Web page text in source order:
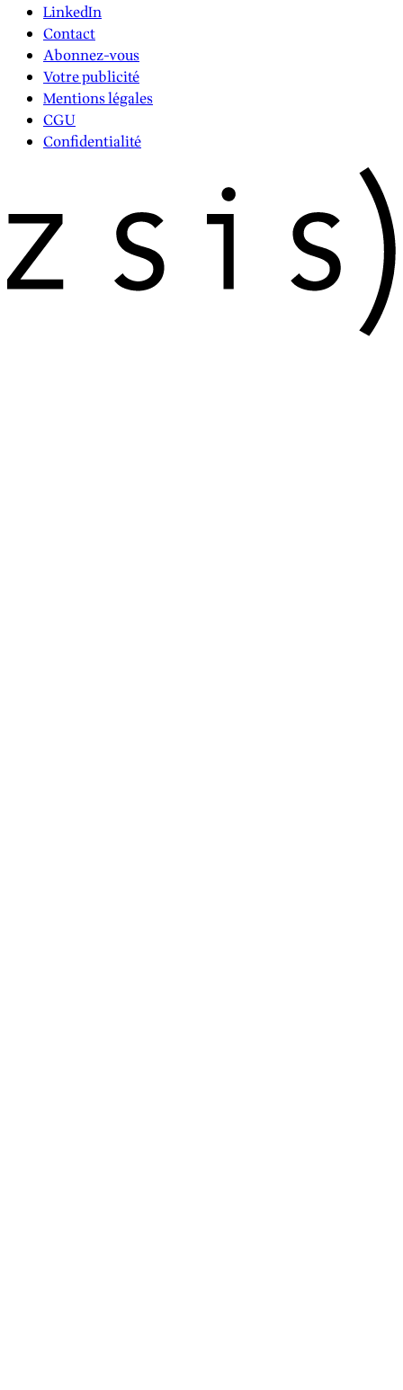
LinkedIn
Contact
Abonnez-vous
Votre publicité
Mentions légales
CGU
Confidentialité